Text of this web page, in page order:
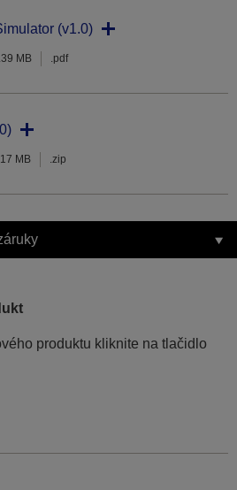
(v1.0)
MB .pdf
MB .zip
produktu kliknite na tlačidlo